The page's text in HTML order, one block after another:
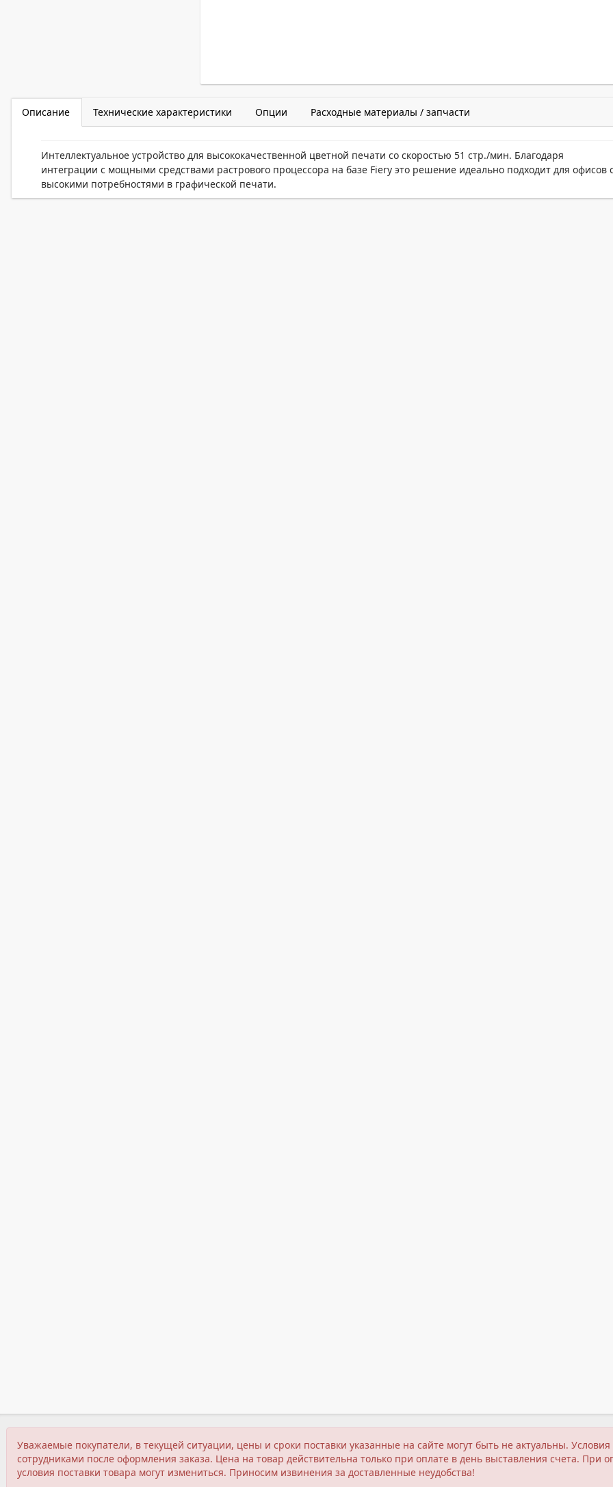
Описание Технические характеристики Опции Расходные материалы / запчасти
Интеллектуальное устройство для высококачественной цветной печати со скоростью 51 стр./мин. Благодаря
интеграции с мощными средствами растрового процессора на базе Fiery это решение идеально подходит для офисов
высокими потребностями в графической печати.
Уважаемые покупатели, в текущей ситуации, цены и сроки поставки указанные на сайте могут быть не актуальны.
сотрудниками после оформления заказа. Цена на товар действительна только при оплате в день выставления счета.
условия поставки товара могут измениться. Приносим извинения за доставленные неудобства!